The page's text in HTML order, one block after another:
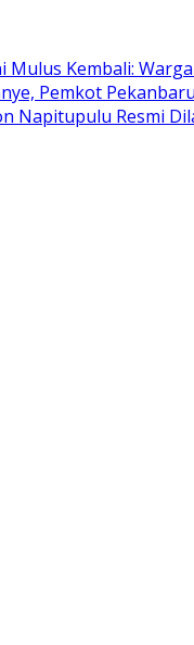
Kembali:
Pemkot
Napitupulu Resmi